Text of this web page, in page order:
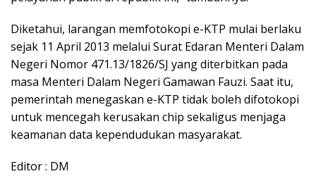
Diketahui, larangan memfotokopi e-KTP mulai berlaku
sejak 11 April 2013 melalui Surat Edaran Menteri Dalam
Negeri Nomor 471.13/1826/SJ yang diterbitkan pada
masa Menteri Dalam Negeri Gamawan Fauzi. Saat itu,
pemerintah menegaskan e-KTP tidak boleh difotokopi
untuk mencegah kerusakan chip sekaligus menjaga
keamanan data kependudukan masyarakat.
Editor : DM